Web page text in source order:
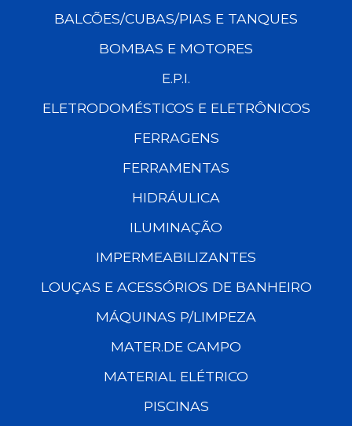
BALCÕES/CUBAS/PIAS E TANQUES
BOMBAS E MOTORES
E.P.I.
ELETRODOMÉSTICOS E ELETRÔNICOS
FERRAGENS
FERRAMENTAS
HIDRÁULICA
ILUMINAÇÃO
IMPERMEABILIZANTES
LOUÇAS E ACESSÓRIOS DE BANHEIRO
MÁQUINAS P/LIMPEZA
MATER.DE CAMPO
MATERIAL ELÉTRICO
PISCINAS